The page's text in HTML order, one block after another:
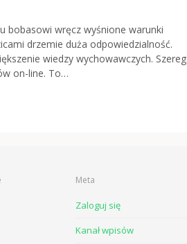
bobasowi wręcz wyśnione warunki
drzemie duża odpowiedzialność.
wiedzy wychowawczych. Szereg
on-line. To…
Meta
Zaloguj się
Kanał wpisów